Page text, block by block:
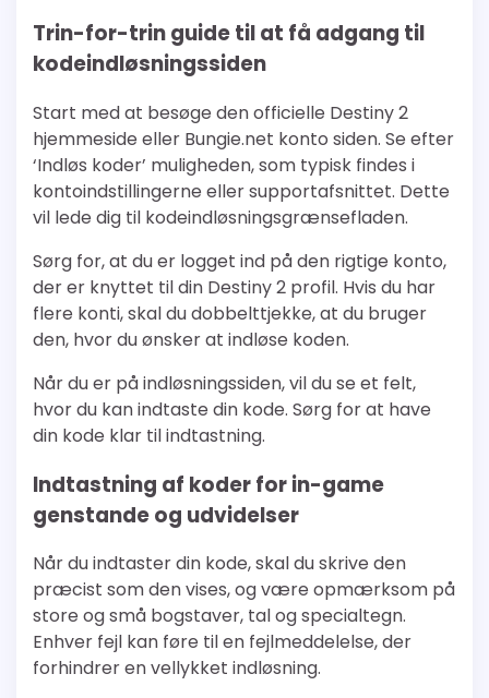
Trin-for-trin guide til at få adgang til
kodeindløsningssiden
Start med at besøge den officielle Destiny 2
hjemmeside eller Bungie.net konto siden. Se efter
‘Indløs koder’ muligheden, som typisk findes i
kontoindstillingerne eller supportafsnittet. Dette
vil lede dig til kodeindløsningsgrænsefladen.
Sørg for, at du er logget ind på den rigtige konto,
der er knyttet til din Destiny 2 profil. Hvis du har
flere konti, skal du dobbelttjekke, at du bruger
den, hvor du ønsker at indløse koden.
Når du er på indløsningssiden, vil du se et felt,
hvor du kan indtaste din kode. Sørg for at have
din kode klar til indtastning.
Indtastning af koder for in-game
genstande og udvidelser
Når du indtaster din kode, skal du skrive den
præcist som den vises, og være opmærksom på
store og små bogstaver, tal og specialtegn.
Enhver fejl kan føre til en fejlmeddelelse, der
forhindrer en vellykket indløsning.